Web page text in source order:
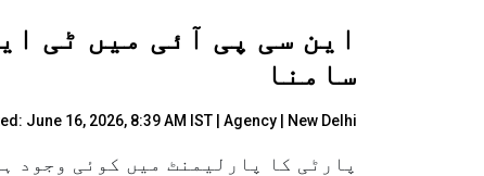
این سی پی آئی میں ٹی
سامنا
June 16, 2026, 8:39 AM IST | Agency | New Delhi